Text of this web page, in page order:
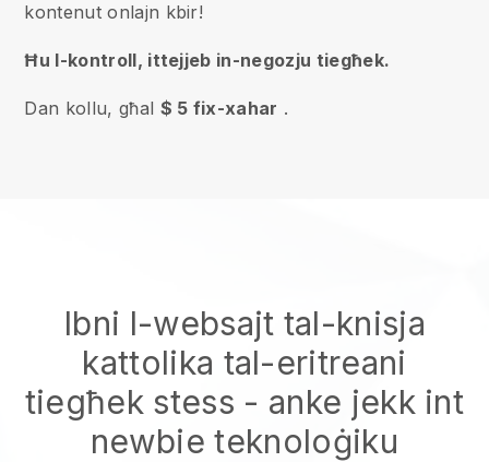
kontenut onlajn kbir!
Ħu l-kontroll, ittejjeb in-negozju tiegħek.
Dan kollu, għal $ 5 fix-xahar .
Ibni l-websajt tal-knisja
kattolika tal-eritreani
tiegħek stess - anke jekk int
newbie teknoloġiku